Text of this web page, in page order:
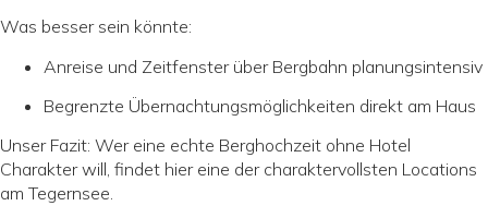
Was besser sein könnte:
Anreise und Zeitfenster über Bergbahn planungsintensiv
Begrenzte Übernachtungsmöglichkeiten direkt am Haus
Unser Fazit: Wer eine echte Berghochzeit ohne Hotel
Charakter will, findet hier eine der charaktervollsten Locations
am Tegernsee.